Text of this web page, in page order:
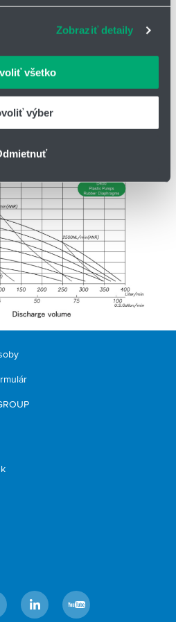
aj našim partnerom v
Zobraziť detaily
všetko
výber
LinkedIn YouTube